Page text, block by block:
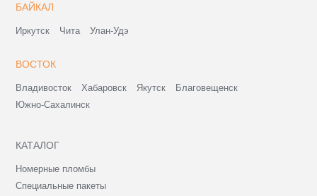
БАЙКАЛ
Иркутск Чита Улан-Удэ
ВОСТОК
Владивосток Хабаровск Якутск
Благовещенск
Южно-Сахалинск
КАТАЛОГ
Номерные пломбы
Специальные пакеты